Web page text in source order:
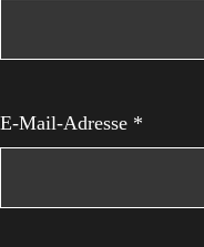
E-Mail-Adresse *